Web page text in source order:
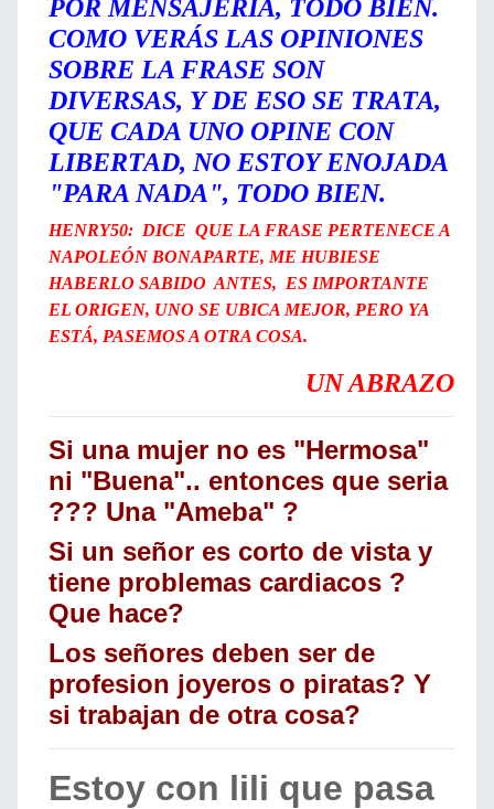
POR MENSAJERÍA, TODO BIEN.
COMO VERÁS LAS OPINIONES
SOBRE LA FRASE SON
DIVERSAS, Y DE ESO SE TRATA,
QUE CADA UNO OPINE CON
LIBERTAD, NO ESTOY ENOJADA
"PARA NADA", TODO BIEN.
HENRY50: DICE QUE LA FRASE PERTENECE A
NAPOLEÓN BONAPARTE, ME HUBIESE
HABERLO SABIDO ANTES, ES IMPORTANTE
EL ORIGEN, UNO SE UBICA MEJOR, PERO YA
ESTÁ, PASEMOS A OTRA COSA.
UN ABRAZO
Si una mujer no es "Hermosa"
ni "Buena".. entonces que seria
??? Una "Ameba" ?
Si un señor es corto de vista y
tiene problemas cardiacos ?
Que hace?
Los señores deben ser de
profesion joyeros o piratas? Y
si trabajan de otra cosa?
Estoy con lili que pasa